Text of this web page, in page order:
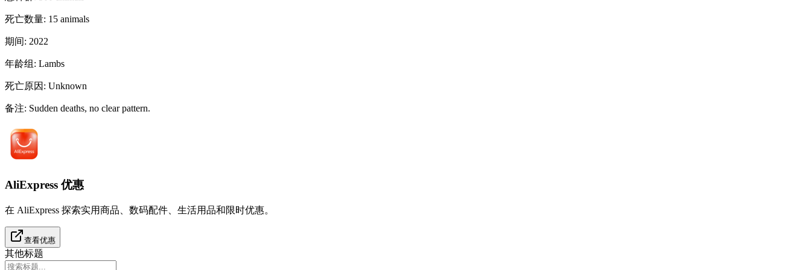
死亡数量: 15 animals
期间: 2022
年龄组 : Lambs
死亡原因 : Unknown
备注: Sudden deaths, no clear pattern.
AliExpress 优惠
在 AliExpress 探索实用商品、数码配件、生活用品和限时优惠。
查看优惠
其他标题